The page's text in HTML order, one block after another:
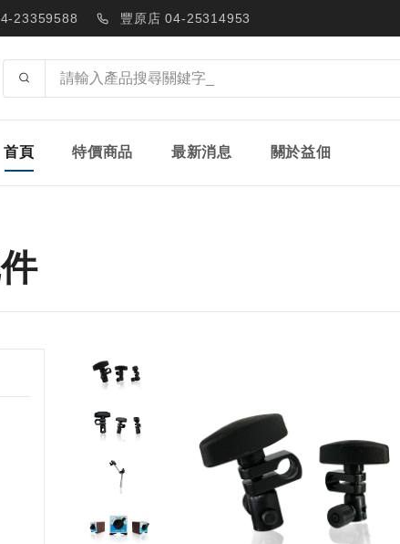
23359588 豐原店 04-25314953
首頁 特價商品 最新消息 關於益佃